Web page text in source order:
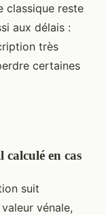
classique reste
aux délais :
très
certaines
calculé en cas
suit
vénale,